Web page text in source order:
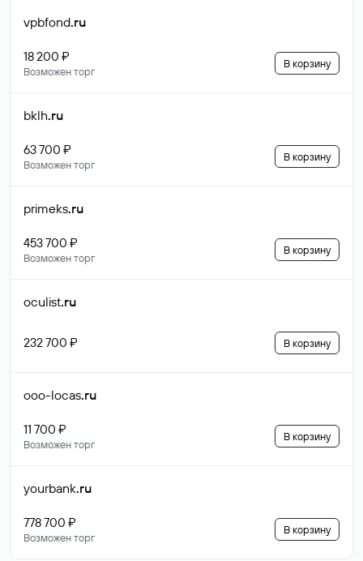
vpbfond.ru
18 200 ₽
Возможен торг
В корзину
bklh.ru
63 700 ₽
Возможен торг
В корзину
primeks.ru
453 700 ₽
Возможен торг
В корзину
oculist.ru
232 700 ₽ В корзину
ooo-locas.ru
11 700 ₽
Возможен торг
В корзину
yourbank.ru
778 700 ₽
Возможен торг
В корзину